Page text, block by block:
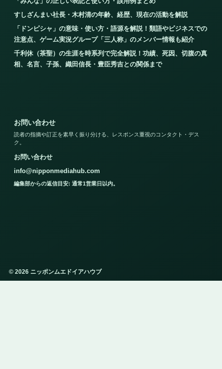
すしざんまい社長・木村清の年齢、経歴、現在の活動を解説
「ドンピシャ」の意味・使い方・語源を解説！類語やビジネスでの
注意点、ゲーム実況グループ「三人称」のメンバー情報も紹介
千利休（茶聖）の生涯を時系列で完全解説！功績、死因、切腹の真
相、名言、子孫、織田信長・豊臣秀吉との関係まで
お問い合わせ
読者の指摘や訂正を素早く振り分ける、レスポンス重視のコンタクト・デス
ク。
お問い合わせ
info@nipponmediahub.com
編集部からの返信目安: 通常1営業日以内。
© 2026 ニッポンムエドイアハウブ